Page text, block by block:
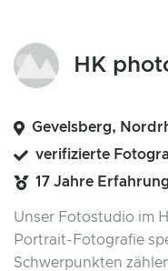
HK
Gevelsberg,
verifizierte
17 Jahre
Unser Fotostudio im
Portrait-Fotografie
Schwerpunkten